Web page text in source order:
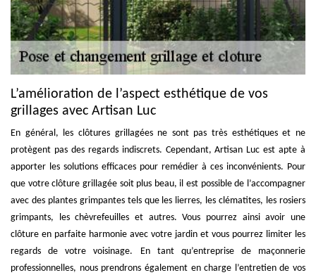
L’amélioration de l’aspect esthétique de vos
grillages avec Artisan Luc
En général, les clôtures grillagées ne sont pas très esthétiques et ne
protègent pas des regards indiscrets. Cependant, Artisan Luc est apte à
apporter les solutions efficaces pour remédier à ces inconvénients. Pour
que votre clôture grillagée soit plus beau, il est possible de l’accompagner
avec des plantes grimpantes tels que les lierres, les clématites, les rosiers
grimpants, les chèvrefeuilles et autres. Vous pourrez ainsi avoir une
clôture en parfaite harmonie avec votre jardin et vous pourrez limiter les
regards de votre voisinage. En tant qu’entreprise de maçonnerie
professionnelles, nous prendrons également en charge l’entretien de vos